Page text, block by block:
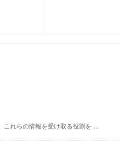
これらの情報を受け取る役割を ...